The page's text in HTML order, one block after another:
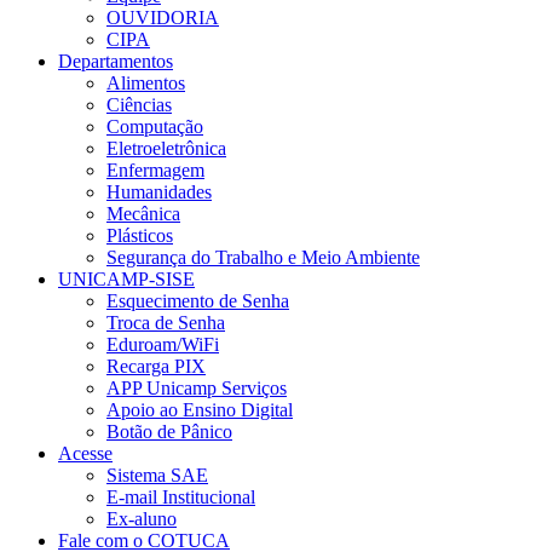
OUVIDORIA
CIPA
Departamentos
Alimentos
Ciências
Computação
Eletroeletrônica
Enfermagem
Humanidades
Mecânica
Plásticos
Segurança do Trabalho e Meio Ambiente
UNICAMP-SISE
Esquecimento de Senha
Troca de Senha
Eduroam/WiFi
Recarga PIX
APP Unicamp Serviços
Apoio ao Ensino Digital
Botão de Pânico
Acesse
Sistema SAE
E-mail Institucional
Ex-aluno
Fale com o COTUCA